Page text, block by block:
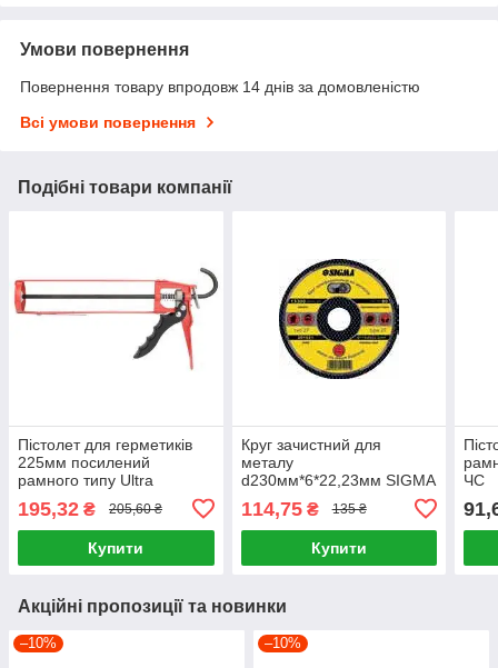
Умови повернення
Повернення товару впродовж 14 днів за домовленістю
Всі умови повернення
Подібні товари компанії
Пістолет для герметиків
225мм посилений
рамного типу Ultra
195,32 ₴ 205,60 ₴
Купити
Круг зачистний для
металу
d230мм*6*22,23мм SIGMA
114,75₴ 135 ₴
Купити
ЧС
Акційні пропозиції та новинки
–10% –10%